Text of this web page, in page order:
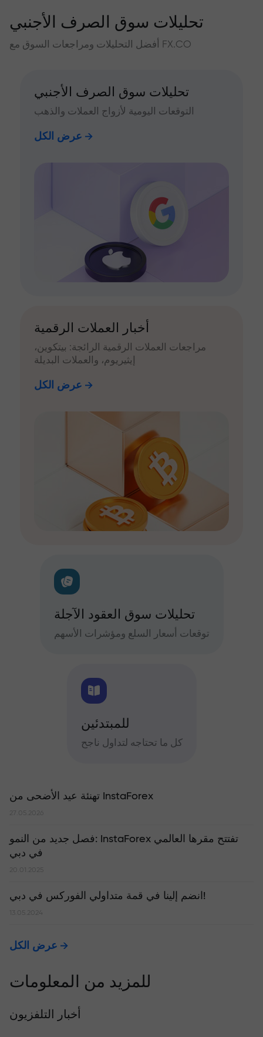
تحليلات سوق الصرف الأجنبي
أفضل التحليلات ومراجعات السوق مع FX.CO
تحليلات سوق الصرف الأجنبي
التوقعات اليومية لأزواج العملات والذهب
عرض الكل
أخبار العملات الرقمية
مراجعات العملات الرقمية الرائجة: بيتكوين،
إيثيريوم، والعملات البديلة
عرض الكل
تحليلات سوق العقود الآجلة
توقعات أسعار السلع ومؤشرات الأسهم
للمبتدئين
كل ما تحتاجه لتداول ناجح
تهنئة عيد الأضحى من InstaForex
27.05.2026
​فصل جديد من النمو: InstaForex تفتتح مقرها العالمي
في دبي
20.01.2025
انضم إلينا في قمة متداولي الفوركس في دبي!
13.05.2024
عرض الكل
للمزيد من المعلومات
أخبار التلفزيون